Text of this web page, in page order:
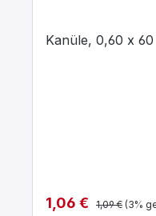
Kanüle, 0,60 x
Verkaufspreis:
1,06 € Regulärer
1,09 € (3%